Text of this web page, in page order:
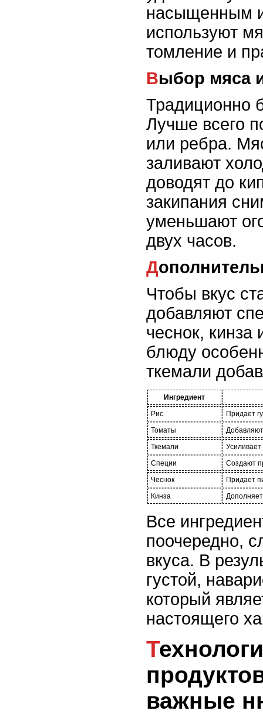
насыщенным
используют
томление и
Выбор мяса
Традиционно
Лучше всего
или ребра.
заливают
доводят до
закипания
уменьшают
двух часов.
Чтобы вкус
добавляют
чеснок,
блюду
ткемали
Ингредиент
Рис
Придает
Томаты
Ткемали
Усиливает
Специи
Создают
Чеснок
Придает
Кинза
Все
поочередно,
вкуса. В
густой,
который
настоящего
Технология закладки
важные